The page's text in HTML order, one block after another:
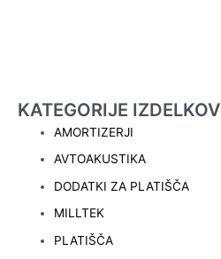
KATEGORIJE IZDELKOV
AMORTIZERJI
AVTOAKUSTIKA
DODATKI ZA PLATIŠČA
MILLTEK
PLATIŠČA